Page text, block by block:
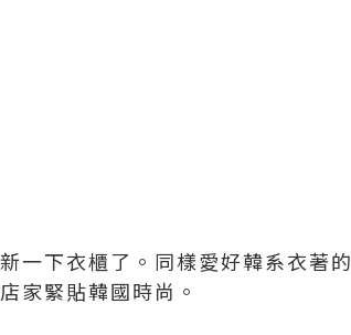
一下衣櫃了。同樣愛好韓系衣著的
家緊貼韓國時尚。